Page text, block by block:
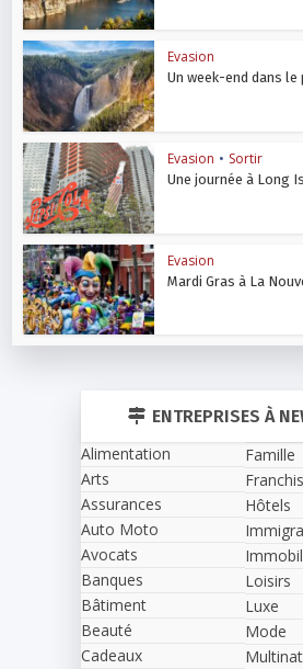
Evasion
Un week-end dans
Evasion • Sortir
Une journée à Long
Evasion
Mardi Gras à La
ENTREPRISES À
Alimentation
Arts
Assurances
Auto Moto
Avocats
Banques
Bâtiment
Beauté
Cadeaux
Famille
Hôtels
Loisirs
Luxe
Mode